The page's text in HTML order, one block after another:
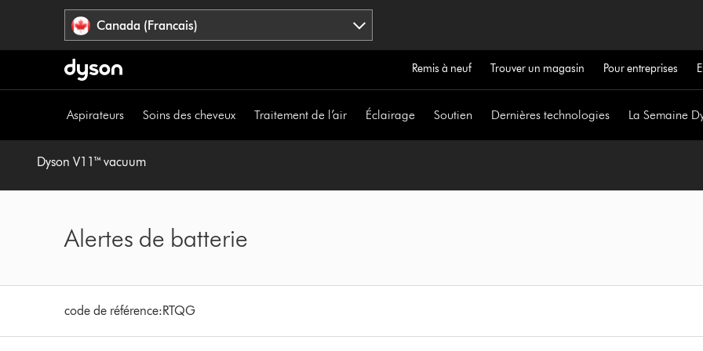
sauter
l’accessibilité
Canada (Francais)
Remis à neuf Trouver un magasin Pour entreprises
Aspirateurs Soins des cheveux Traitement de l’air Éclairage Soutien Dernières technologies La Semaine
Dyson V11™ vacuum
Alertes de batterie
code de référence:RTQG